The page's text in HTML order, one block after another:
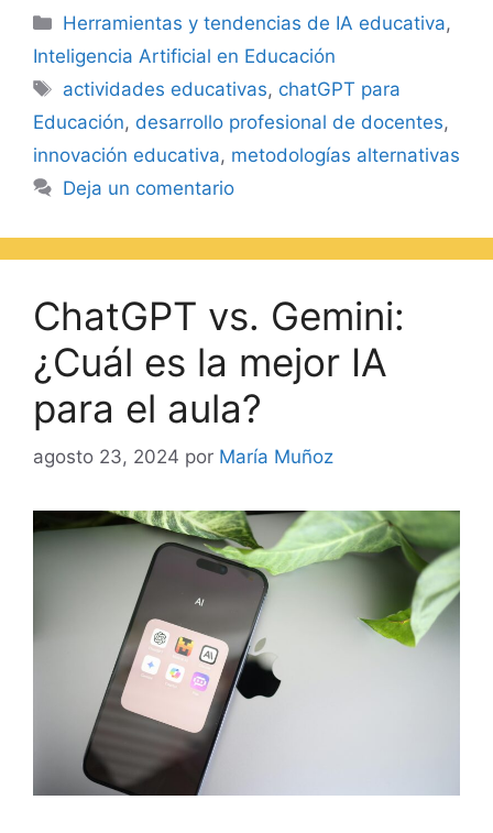
Herramientas y tendencias de IA educativa,
Inteligencia Artificial en Educación
actividades educativas, chatGPT para
Educación, desarrollo profesional de docentes,
innovación educativa, metodologías alternativas
Deja un comentario
ChatGPT vs. Gemini:
¿Cuál es la mejor IA
para el aula?
agosto 23, 2024 por María Muñoz